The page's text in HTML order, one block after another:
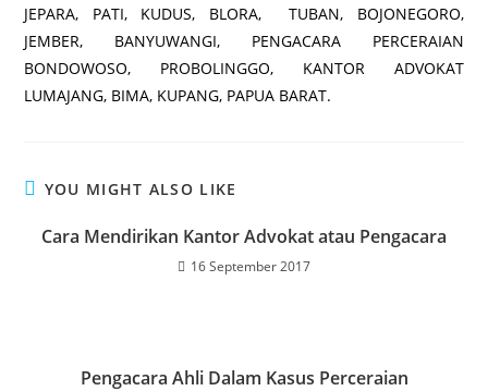
JEPARA, PATI, KUDUS, BLORA, TUBAN, BOJONEGORO,
JEMBER, BANYUWANGI, PENGACARA PERCERAIAN
BONDOWOSO, PROBOLINGGO, KANTOR ADVOKAT
LUMAJANG, BIMA, KUPANG, PAPUA BARAT.
YOU MIGHT ALSO LIKE
Cara Mendirikan Kantor Advokat atau Pengacara
16 September 2017
Pengacara Ahli Dalam Kasus Perceraian